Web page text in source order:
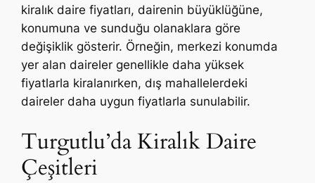
kiralık daire fiyatları, dairenin büyüklüğüne,
konumuna ve sunduğu olanaklara göre
değişiklik gösterir. Örneğin, merkezi konumda
yer alan daireler genellikle daha yüksek
fiyatlarla kiralanırken, dış mahallelerdeki
daireler daha uygun fiyatlarla sunulabilir.
Turgutlu’da Kiralık Daire
Çeşitleri